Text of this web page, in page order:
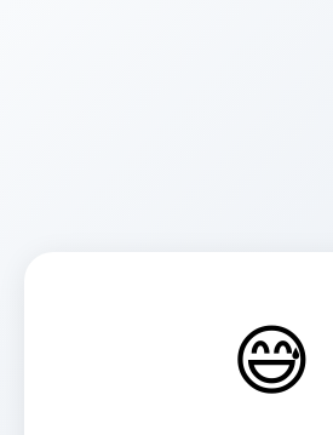
😅